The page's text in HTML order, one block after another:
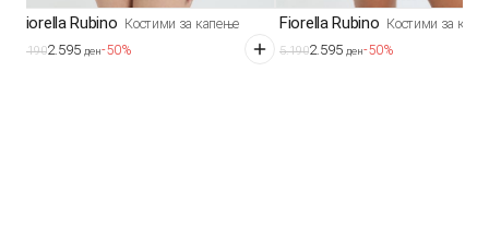
Fiorella Rubino Костими за капење
5.1902.595 ден-50%
Fiorella Rubino Костими за
5.1902.595 ден-50%